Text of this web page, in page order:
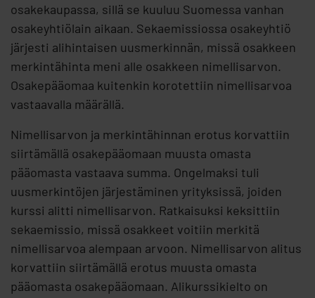
osakekaupassa, sillä se kuuluu Suomessa vanhan
osakeyhtiölain aikaan. Sekaemissiossa osakeyhtiö
järjesti alihintaisen uusmerkinnän, missä osakkeen
merkintähinta meni alle osakkeen nimellisarvon.
Osakepääomaa kuitenkin korotettiin nimellisarvoa
vastaavalla määrällä.
Nimellisarvon ja merkintähinnan erotus korvattiin
siirtämällä osakepääomaan muusta omasta
pääomasta vastaava summa. Ongelmaksi tuli
uusmerkintöjen järjestäminen yrityksissä, joiden
kurssi alitti nimellisarvon. Ratkaisuksi keksittiin
sekaemissio, missä osakkeet voitiin merkitä
nimellisarvoa alempaan arvoon. Nimellisarvon alitus
korvattiin siirtämällä erotus muusta omasta
pääomasta osakepääomaan. Alikurssikielto on